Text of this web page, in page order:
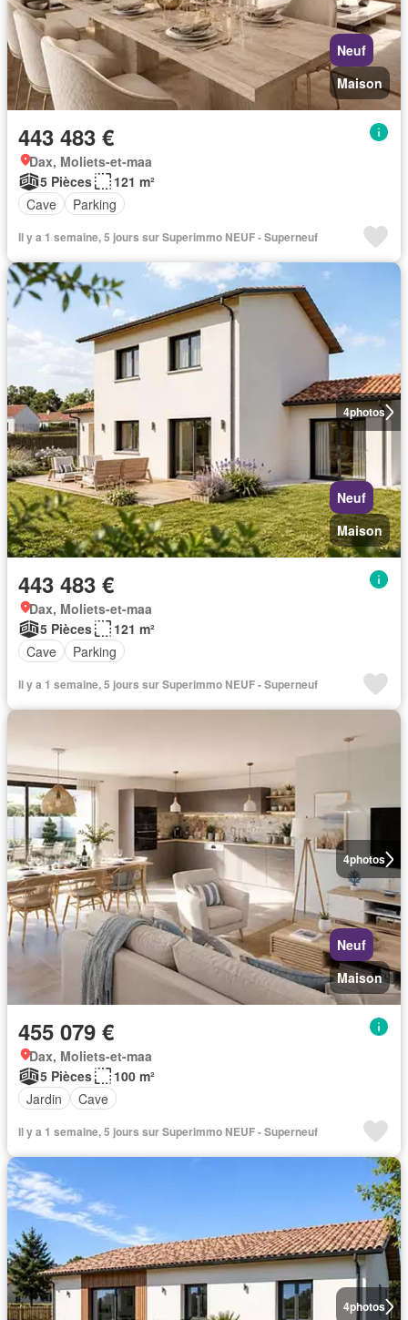
Neuf
Maison
443 483 €
Dax, Moliets-et-maa
5 Pièces
121 m²
Cave
Parking
Il y a 1 semaine, 5 jours sur Superimmo NEUF - Superneuf
4photos
Neuf
Maison
443 483 €
Dax, Moliets-et-maa
5 Pièces
121 m²
Cave
Parking
Il y a 1 semaine, 5 jours sur Superimmo NEUF - Superneuf
4photos
Neuf
Maison
455 079 €
Dax, Moliets-et-maa
5 Pièces
100 m²
Jardin
Cave
Il y a 1 semaine, 5 jours sur Superimmo NEUF - Superneuf
4photos